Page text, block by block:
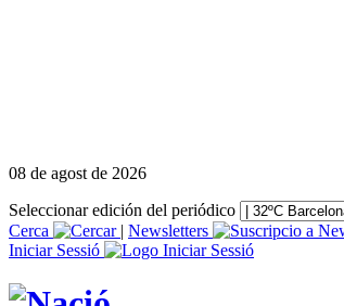
08 de agost de 2026
Seleccionar edición del periódico
Cerca
| Newsletters
Iniciar Sessió